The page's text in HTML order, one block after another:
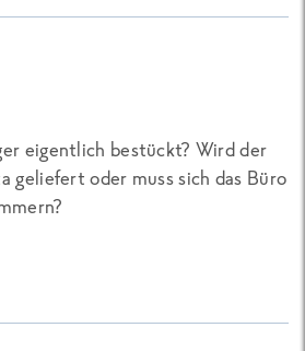
eigentlich bestückt? Wird der
geliefert oder muss sich das Büro